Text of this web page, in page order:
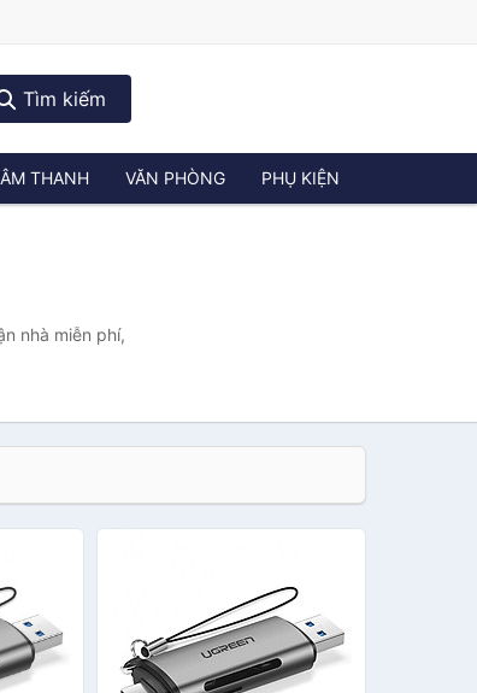
Tìm kiếm
ÂM THANH VĂN PHÒNG PHỤ KIỆN
nhà miễn phí,